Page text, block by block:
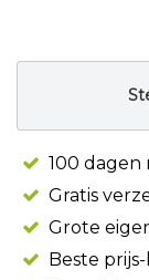
100
Gratis
Grote
Beste